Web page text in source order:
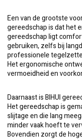
Een van de grootste
gereedschap is dat het
gereedschap ligt
gebruiken, zelfs bij
professionele
Het ergonomische
vermoeidheid en
Daarnaast is BIHUI
Het gereedschap is
slijtage en die lang
minder vaak hoeft te
Bovendien zorgt de